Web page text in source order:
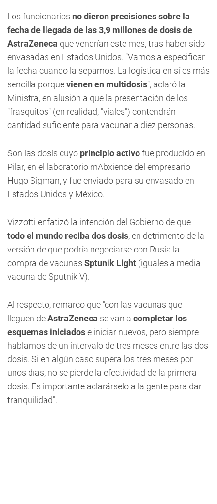
Los funcionarios no dieron precisiones sobre la
fecha de llegada de las 3,9 millones de dosis de
AstraZeneca que vendrían este mes, tras haber sido
envasadas en Estados Unidos. "Vamos a especificar
la fecha cuando la sepamos. La logística en sí es más
sencilla porquevienen en multidosis", aclaró la
Ministra, en alusión a que la presentación de los
"frasquitos" (en realidad, "viales") contendrán
cantidad suficiente para vacunar a diez personas.
Son las dosis cuyo principio activofue producido en
Pilar, en el laboratorio mAbxience del empresario
Hugo Sigman, y fue enviado para su envasado en
Estados Unidos y México.
Vizzotti enfatizó la intención del Gobierno de que
todo el mundo reciba dos dosis, en detrimento de la
versión de que podría negociarse con Rusia la
compra de vacunas Sptunik Light (iguales a media
vacuna de Sputnik V).
Al respecto, remarcó que "con las vacunas que
lleguen deAstraZeneca se van a completar los
esquemas iniciadose iniciar nuevos, pero siempre
hablamos de un intervalo de tres meses entre las dos
dosis. Si en algún caso supera los tres meses por
unos días, no se pierde la efectividad de la primera
dosis. Es importante aclarárselo a la gente para dar
tranquilidad".